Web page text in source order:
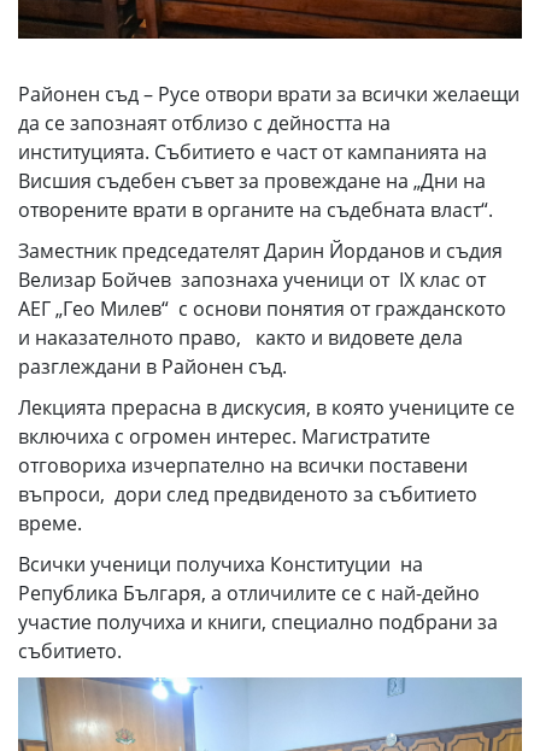
Районен съд – Русе отвори врати за всички желаещи
да се запознаят отблизо с дейността на
институцията. Събитието е част от кампанията на
Висшия съдебен съвет за провеждане на „Дни на
отворените врати в органите на съдебната власт“.
Заместник председателят Дарин Йорданов и съдия
Велизар Бойчев запознаха ученици от ІХ клас от
АЕГ „Гео Милев“ с основи понятия от гражданското
и наказателното право, както и видовете дела
разглеждани в Районен съд.
Лекцията прерасна в дискусия, в която учениците се
включиха с огромен интерес. Магистратите
отговориха изчерпателно на всички поставени
въпроси, дори след предвиденото за събитието
време.
Всички ученици получиха Конституции на
Република Българя, а отличилите се с най-дейно
участие получиха и книги, специално подбрани за
събитието.